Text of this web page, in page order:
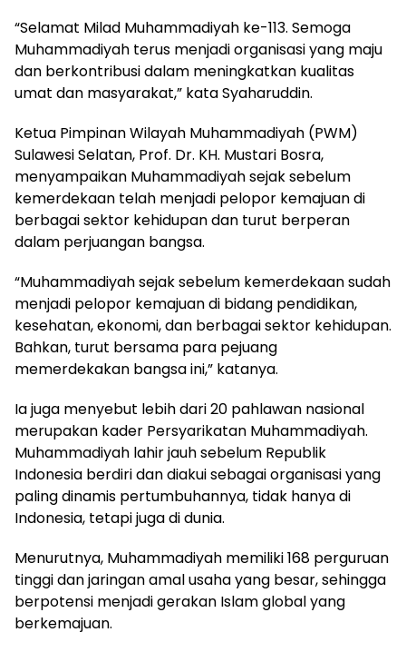
“Selamat Milad Muhammadiyah ke-113. Semoga
Muhammadiyah terus menjadi organisasi yang maju
dan berkontribusi dalam meningkatkan kualitas
umat dan masyarakat,” kata Syaharuddin.
Ketua Pimpinan Wilayah Muhammadiyah (PWM)
Sulawesi Selatan, Prof. Dr. KH. Mustari Bosra,
menyampaikan Muhammadiyah sejak sebelum
kemerdekaan telah menjadi pelopor kemajuan di
berbagai sektor kehidupan dan turut berperan
dalam perjuangan bangsa.
“Muhammadiyah sejak sebelum kemerdekaan sudah
menjadi pelopor kemajuan di bidang pendidikan,
kesehatan, ekonomi, dan berbagai sektor kehidupan.
Bahkan, turut bersama para pejuang
memerdekakan bangsa ini,” katanya.
Ia juga menyebut lebih dari 20 pahlawan nasional
merupakan kader Persyarikatan Muhammadiyah.
Muhammadiyah lahir jauh sebelum Republik
Indonesia berdiri dan diakui sebagai organisasi yang
paling dinamis pertumbuhannya, tidak hanya di
Indonesia, tetapi juga di dunia.
Menurutnya, Muhammadiyah memiliki 168 perguruan
tinggi dan jaringan amal usaha yang besar, sehingga
berpotensi menjadi gerakan Islam global yang
berkemajuan.